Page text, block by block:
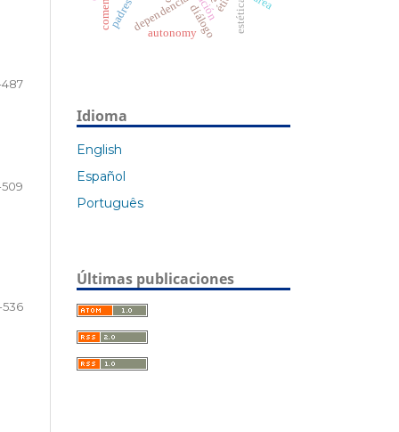
487
536
dependenciadiálogo estética
autonomy
Idioma
English
Español
Português
Últimas publicaciones